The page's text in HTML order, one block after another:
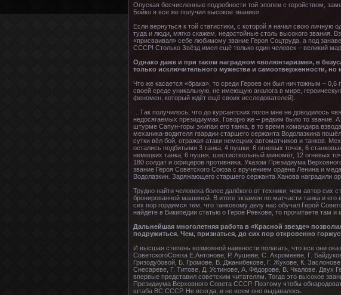
Опуская бесчисленные подробности той эпопеи с геройством,
Бойко я все же получил высокое звание».
Если вернуться к той статистики, с которой я начал свою личную
туда и люди, мягко скажем, недостойные столь высокого звания.
«присваивал» себе любимому звание Героя Соцтруда, а под
СССР! Столько Звёзд имел ещё только один человек – великий
Однако даже и при таком наградном «волюнтаризме», в
только исключительного мужества и самоотверженности,
Что же касается «брака», то среди Героев он был ничтожным –
своей среде уникальную, не имеющую аналога в мире,
феномен, который ждёт ещё своих исследователей).
…Так получилось, что до курсантских погон мне не доводилось
недосягаемых президиумах. Говорю же – редким было то звание.
штурме Сапун-горы экипаж его танка, в то время командира
механика-водителя гвардии старшего сержанта Водолазкина
сутки вёл бой, отражая атаки немецких автоматчиков и танков.
остались подбитыми 3 танка, 4 пушки, 6 огневых точек, 6
немецких танка, 6 пушек, шестиствольный миномёт, 12 огневых
180 солдат и офицеров противника. Указом Президиума
звание Героя Советского Союза с вручением ордена Ленина и
Водолазкин. Заряжающего старшего сержанта Ханова наградили
Трудно найти человека более далёкого от техники, чем автор сих
бронированной машиной. В итоге экзамен по матчасти танка и
сих пор гордимся тем, что танковому делу нас обучал Герой
найдёте в Википедии статью о Герое Ревкове, то прочитаете там
Дальнейшая многолетняя работа в «Красной звезде»
подружиться. Чем, признаться, до сих пор откровенно
И высшая степень возможной наивности полагать, что все они
СоветскогоСоюза Е.Антонове, Р. Аушеве, С. Ахромееве, Г.
Гризодубовой, Б. Громове, В. Джанибекове, Г. Жукове, К.
Снесареве, Г. Титове, Д. Устинове, А. Фёдорове, В. Чкалове. Двух
впервые представил советским читателям. Тогда это высокое
Президиума Верховного Совета СССР. Поэтому чтобы
штаба ВС СССР. Не всегда, и не всем оно выдавалось.